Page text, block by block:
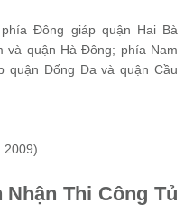
Đông giáp quận Hai Bà
và quận Hà Đông; phía Nam
quận Đống Đa và quận Cầu
2009)
Thi Công Tủ